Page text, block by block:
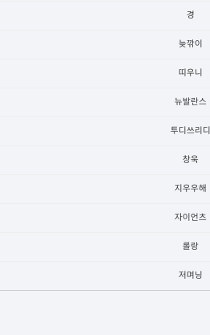
경
늦깎이
띠우니
뉴발란스
투디쓰리디
창욱
지우우해
자이언츠
롤랑
저며닝